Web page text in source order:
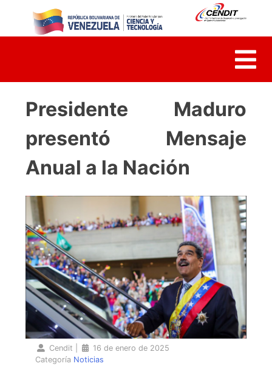
content
Presidente Maduro
presentó Mensaje
Anual a la Nación
Cendit
16 de enero de 2025
Categoría Noticias